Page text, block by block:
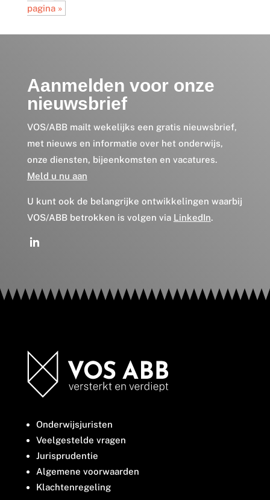
pagina »
Aanmelden voor onze
nieuwsbrief
VOS/ABB mailt wekelijks een gratis nieuwsbrief,
met nieuws en informatie over het onderwijs,
onze diensten, bijeenkomsten en vacatures.
Meld u nu aan
U kunt ook de belangrijke ontwikkelingen waarbij
VOS/ABB betrokken is volgen via LinkedIn.
Onderwijsjuristen
Veelgestelde vragen
Jurisprudentie
Algemene voorwaarden
Klachtenregeling